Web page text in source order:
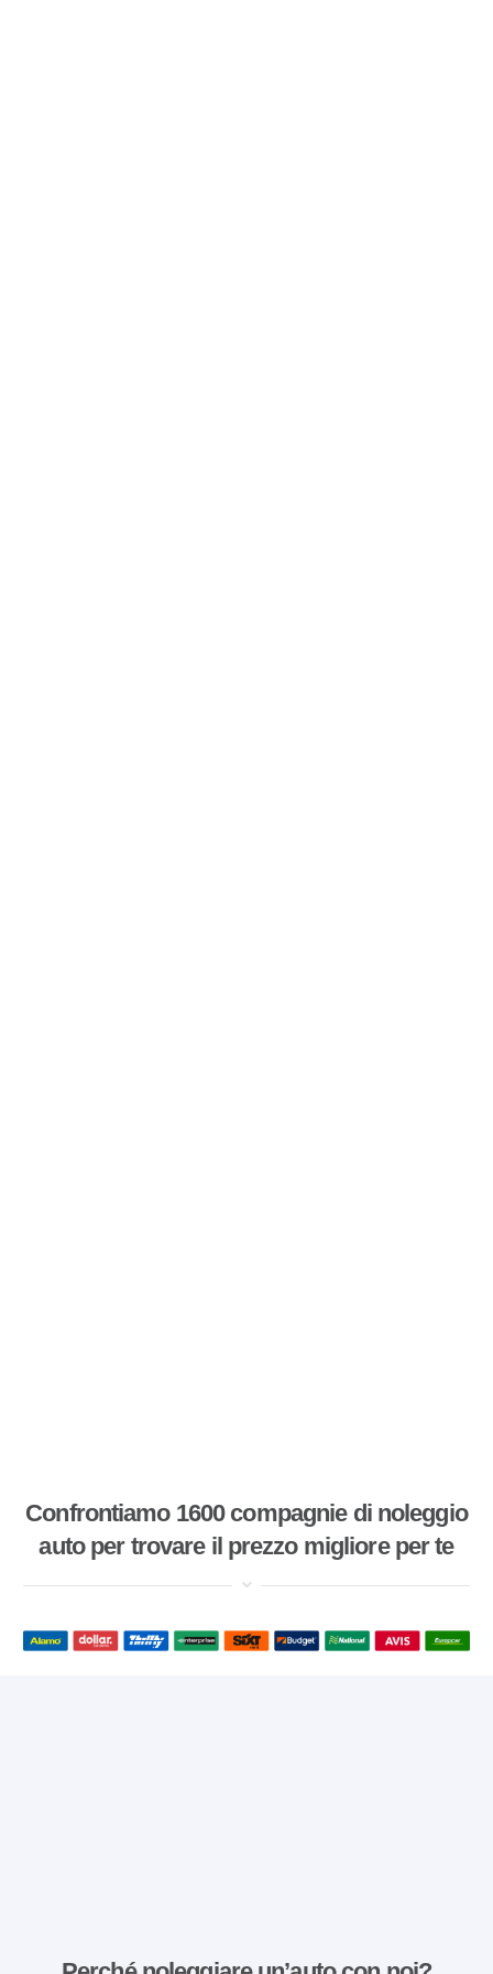
Confrontiamo 1600 compagnie di noleggio
auto per trovare il prezzo migliore per te